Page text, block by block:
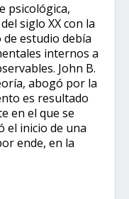
psicológica,
siglo XX con la
estudio debía
internos a
John B.
abogó por la
es resultado
en el que se
el inicio de una
ende, en la